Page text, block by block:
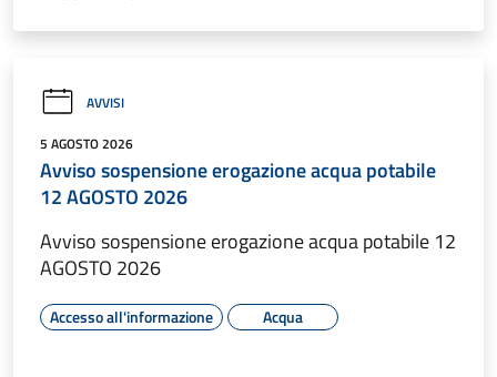
AVVISI
5 AGOSTO 2026
Avviso sospensione erogazione acqua potabile
12 AGOSTO 2026
Avviso sospensione erogazione acqua potabile 12
AGOSTO 2026
Accesso all'informazione Acqua